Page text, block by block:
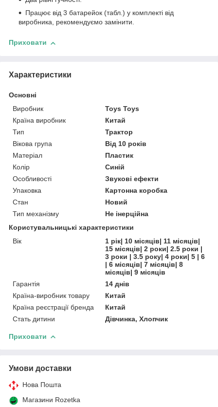
Працює від 3 батарейок (табл.) у комплекті від
виробника, рекомендуємо замінити.
Приховати
Характеристики
Основні
Виробник
Toys Toys
Країна виробник
Китай
Тип
Трактор
Вікова група
Від 10 років
Матеріал
Пластик
Колір
Синій
Особливості
Звукові ефекти
Упаковка
Картонна коробка
Стан
Новий
Тип механізму
Не інерційна
Користувальницькі характеристики
Вік
1 рік| 10 місяців| 11 місяців|
15 місяців| 2 роки| 2.5 роки |
3 роки | 3.5 року| 4 роки| 5 | 6
| 6 місяців| 7 місяців| 8
місяців| 9 місяців
Гарантія
14 днів
Країна-виробник товару
Китай
Країна реєстрації бренда
Китай
Стать дитини
Дівчинка, Хлопчик
Приховати
Умови доставки
Нова Пошта
Магазини Rozetka